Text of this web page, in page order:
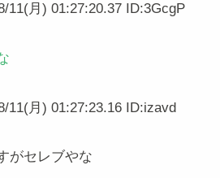
11(月) 01:27:20.37 ID:3GcgP
11(月) 01:27:23.16 ID:izavd
がセレブやな